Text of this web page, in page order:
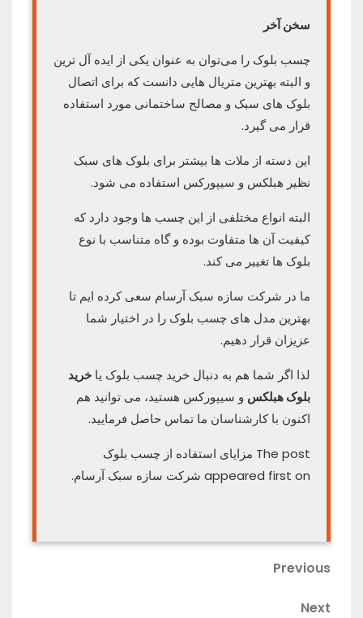
سخن آخر
چسب بلوک را می‌توان به عنوان یکی از ایده آل ترین
و البته بهترین متریال هایی دانست که برای اتصال
بلوک های سبک و مصالح ساختمانی مورد استفاده
قرار می گیرد.
این دسته از ملات ها بیشتر برای بلوک های سبک
نظیر هبلکس و سیپورکس استفاده می شود.
البته انواع مختلفی از این چسب ها وجود دارد که
کیفیت آن ها متفاوت بوده و گاه متناسب با نوع
بلوک ها تغییر می کند.
ما در شرکت سازه سبک آرسام سعی کرده ایم تا
بهترین مدل های چسب بلوک را در اختیار شما
عزیزان قرار دهیم.
لذا اگر شما هم به دنبال خرید چسب بلوک یا خرید
بلوک هبلکس و سیپورکس هستید، می توانید هم
اکنون با کارشناسان ما تماس حاصل فرمایید.
The post مزایای استفاده از چسب بلوک
appeared first on شرکت سازه سبک آرسام.
راهبری
نوشته
Previous
Previous
Next
Next